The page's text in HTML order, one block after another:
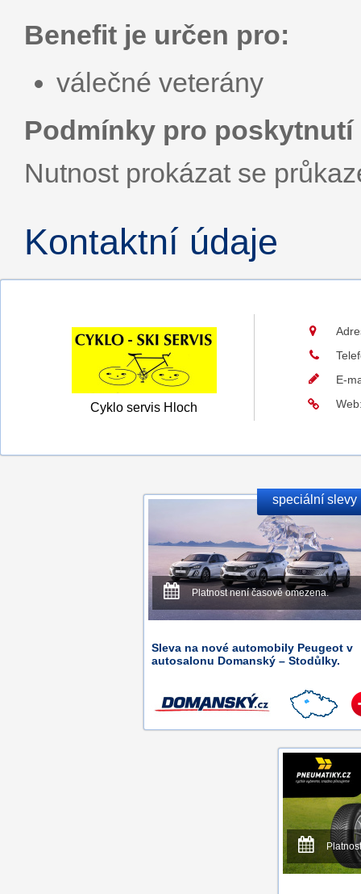
Benefit je určen pro:
válečné veterány
Podmínky pro poskytnutí
Nutnost prokázat se
Kontaktní údaje
Cyklo servis Hloch
E-
speciální slevy
Platnost není časově omezena.
Sleva na nové automobily Peugeot v
autosalonu Domanský – Stodůlky.